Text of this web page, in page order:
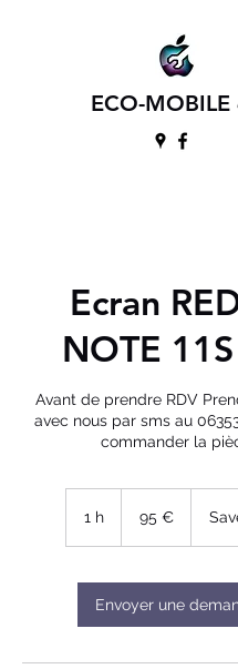
ECO-MOBILE
Ecran
NOTE
Avant de prendre RDV
avec nous par sms au
commander la
1 h1 95 €
Envoyer une